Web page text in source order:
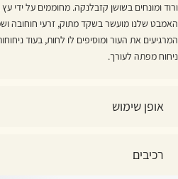
ורוד ומונחים בשושן קזבלנקה. מחוממים על ידי
האמבט שלנו מועשר בשקד מתוק, זרעי חוחובה
המרגיעים את העור ומוסיפים לו לחות, בעוד
ניחוח מפתה לעורך.
אופן שימוש
רכיבים